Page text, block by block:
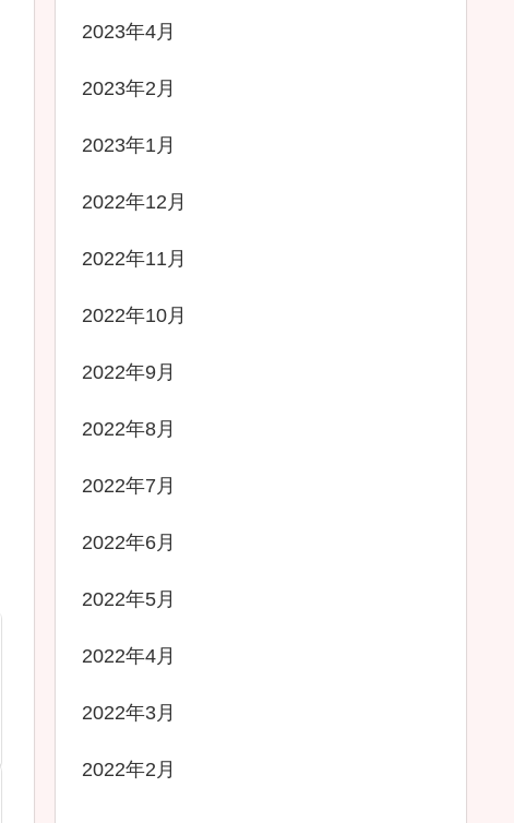
2023年4月
2023年2月
2023年1月
2022年12月
2022年11月
2022年10月
2022年9月
2022年8月
2022年7月
2022年6月
2022年5月
2022年4月
2022年3月
2022年2月